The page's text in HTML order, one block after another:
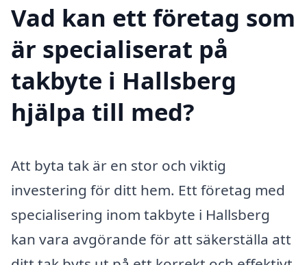
Vad kan ett företag som
är specialiserat på
takbyte i Hallsberg
hjälpa till med?
Att byta tak är en stor och viktig
investering för ditt hem. Ett företag med
specialisering inom takbyte i Hallsberg
kan vara avgörande för att säkerställa att